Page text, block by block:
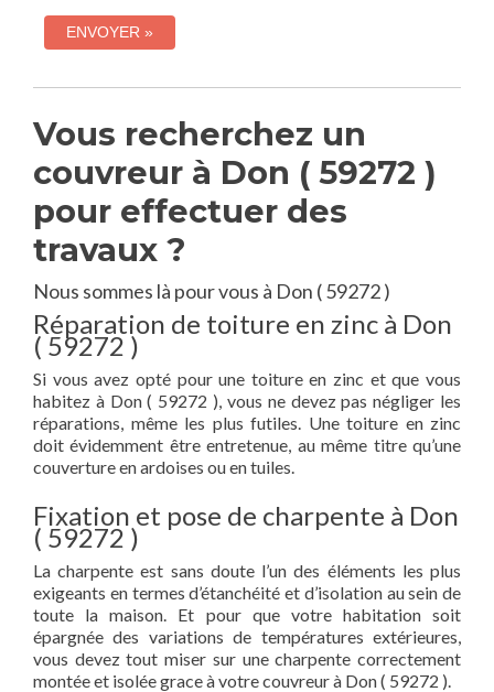
Vous recherchez un
couvreur à Don ( 59272 )
pour effectuer des
travaux ?
Nous sommes là pour vous à Don ( 59272 )
Réparation de toiture en zinc à Don
( 59272 )
Si vous avez opté pour une toiture en zinc et que vous
habitez à Don ( 59272 ), vous ne devez pas négliger les
réparations, même les plus futiles. Une toiture en zinc
doit évidemment être entretenue, au même titre qu’une
couverture en ardoises ou en tuiles.
Fixation et pose de charpente à Don
( 59272 )
La charpente est sans doute l’un des éléments les plus
exigeants en termes d’étanchéité et d’isolation au sein de
toute la maison. Et pour que votre habitation soit
épargnée des variations de températures extérieures,
vous devez tout miser sur une charpente correctement
montée et isolée grace à votre couvreur à Don ( 59272 ).